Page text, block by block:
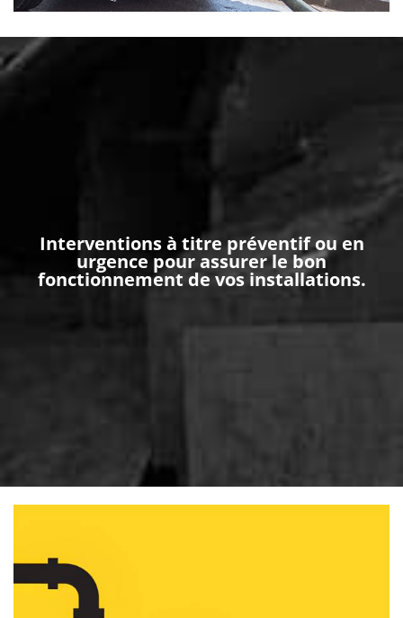
Interventions à titre préventif ou en
urgence pour assurer le bon
fonctionnement de vos installations.